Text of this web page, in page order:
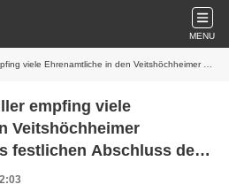
MENU
Mainfrankensälen als festlichen Abschluss des vierten Bayerischen Sozialtags in Unterfranken
empfing viele
Veitshöchheimer
festlichen Abschluss des
in Unterfranken